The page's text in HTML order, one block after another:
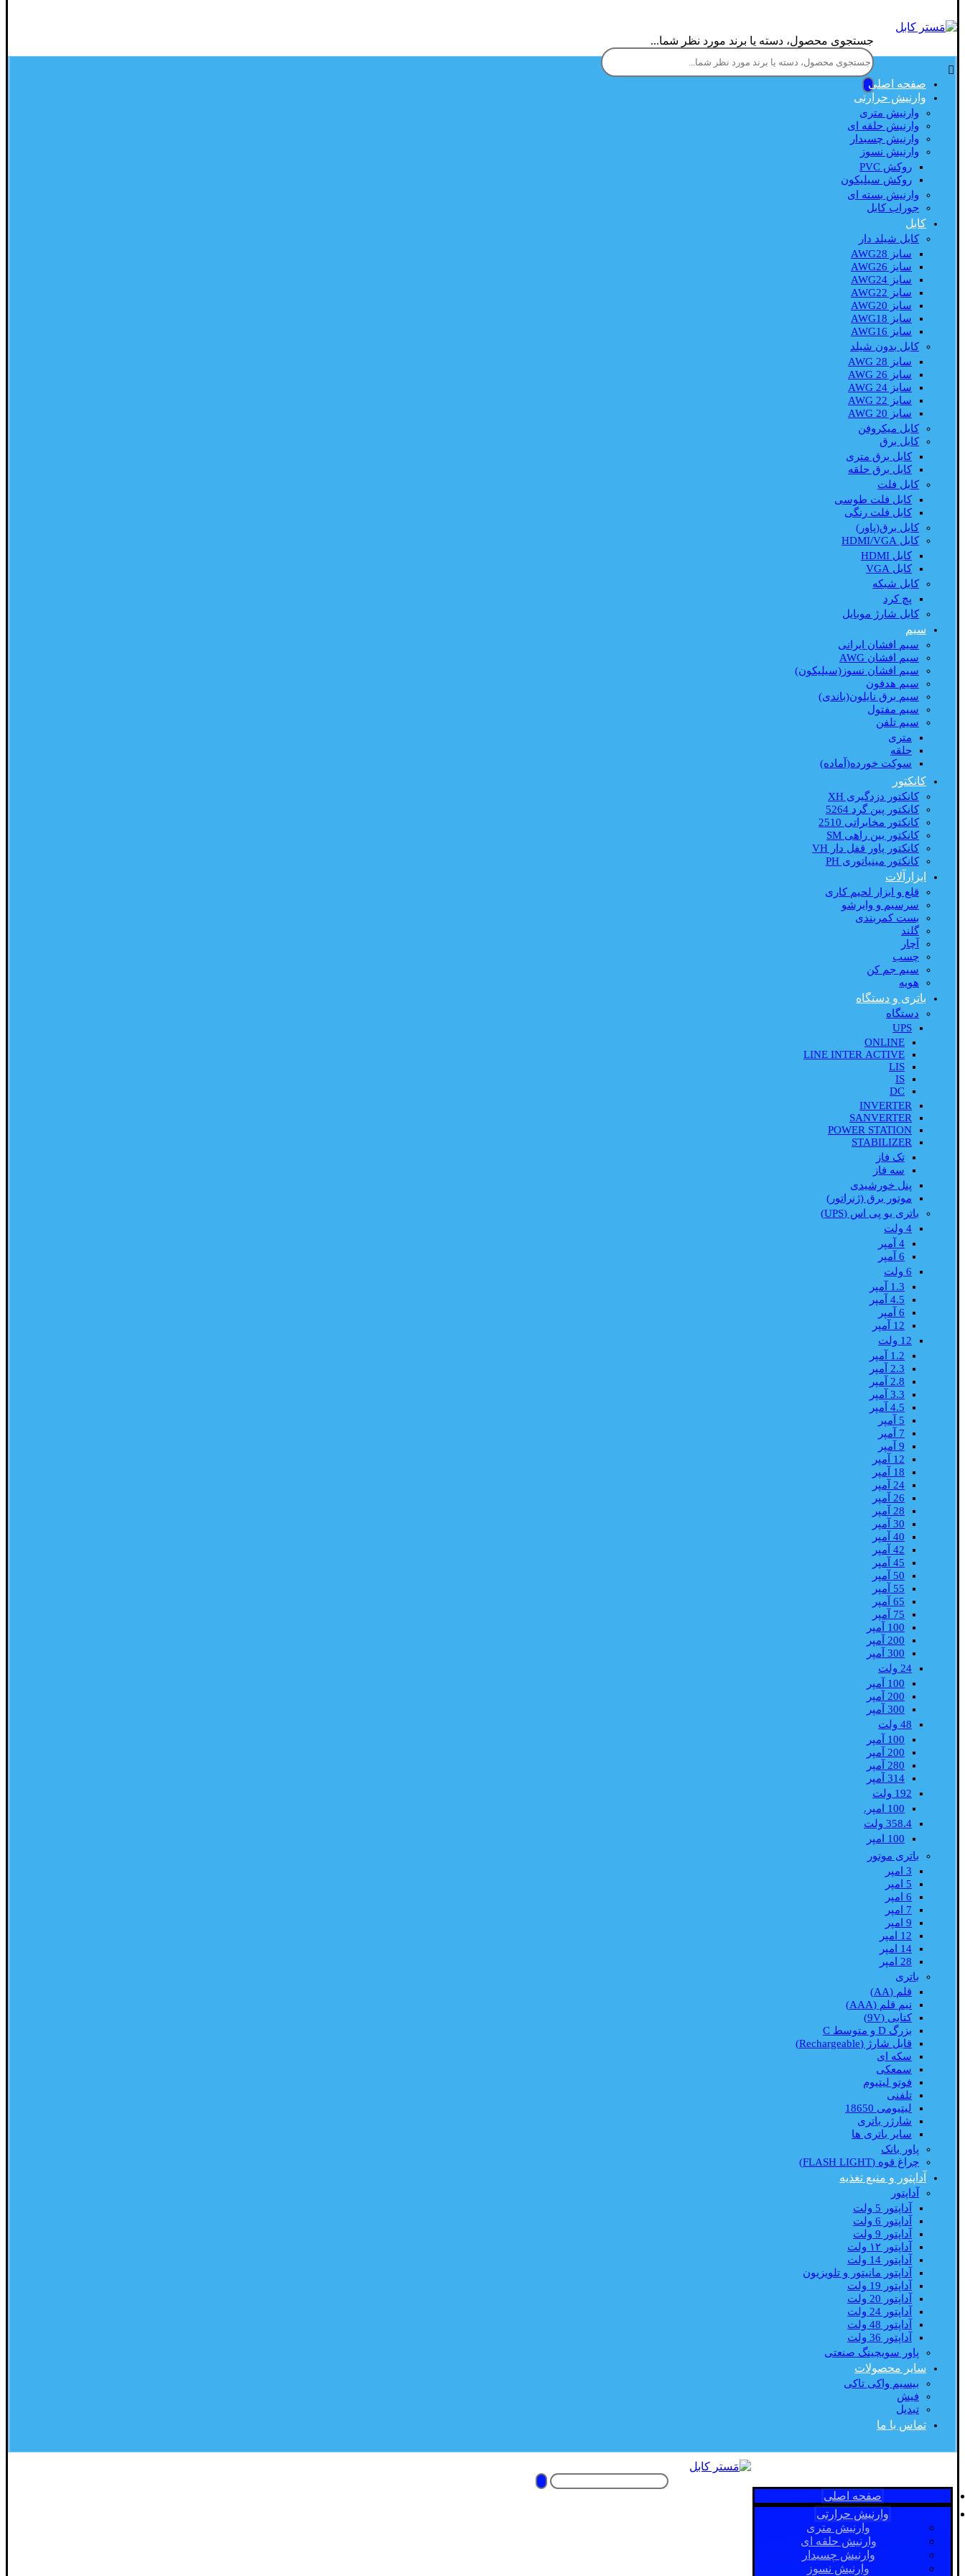
جستجوی محصول، دسته یا برند مورد نظر شما...
صفحه اصلی
وارنیش حرارتی
وارنیش متری
وارنیش حلقه ای
وارنیش چسبدار
وارنیش نسوز
روکش PVC
روکش سیلیکون
وارنیش بسته ای
جوراب کابل
کابل
کابل شیلد دار
سایز AWG28
سایز AWG26
سایز AWG24
سایز AWG22
سایز AWG20
سایز AWG18
سایز AWG16
کابل بدون شیلد
سایز AWG 28
سایز AWG 26
سایز AWG 24
سایز AWG 22
سایز AWG 20
کابل میکروفن
کابل برق
کابل برق متری
کابل برق حلقه
کابل فلت
کابل فلت طوسی
کابل فلت رنگی
کابل برق(پاور)
کابل HDMI/VGA
کابل HDMI
کابل VGA
کابل شبکه
پچ کرد
کابل شارژ موبایل
سیم
سیم افشان ایرانی
سیم افشان AWG
سیم افشان نسوز(سیلیکون)
سیم هدفون
سیم برق نایلون(باندی)
سیم مفتول
سیم تلفن
متری
حلقه
سوکت خورده(آماده)
کانکتور
کانکتور دزدگیری XH
کانکتور پین گرد 5264
کانکتور مخابراتی 2510
کانکتور بین راهی SM
کانکتور پاور قفل دار VH
کانکتور مینیاتوری PH
ابزارآلات
قلع و ابزار لحیم کاری
سرسیم و وایرشو
بست کمربندی
گلند
آچار
چسب
سیم جم کن
هویه
باتری و دستگاه
دستگاه
UPS
ONLINE
LINE INTER ACTIVE
LIS
IS
DC
INVERTER
SANVERTER
POWER STATION
STABILIZER
تک فاز
سه فاز
پنل خورشیدی
موتور برق (ژنراتور)
باتری یو پی اس (UPS)
4 ولت
4 آمپر
6 آمپر
6 ولت
1.3 آمپر
4.5 آمپر
6 آمپر
12 آمپر
12 ولت
1.2 آمپر
2.3 آمپر
2.8 آمپر
3.3 آمپر
4.5 آمپر
5 آمپر
7 آمپر
9 آمپر
12 آمپر
18 آمپر
24 آمپر
26 آمپر
28 آمپر
30 آمپر
40 آمپر
42 آمپر
45 آمپر
50 آمپر
55 آمپر
65 آمپر
75 آمپر
100 آمپر
200 آمپر
300 آمپر
24 ولت
100 آمپر
200 آمپر
300 آمپر
48 ولت
100 آمپر
200 آمپر
280 آمپر
314 آمپر
192 ولت
100 امپر.
358.4 ولت
100 امپر
باتری موتور
3 امپر
5 امپر
6 امپر
7 امپر
9 امپر
12 امپر
14 امپر
28 امپر
باتری
قلم (AA)
نیم قلم (AAA)
کتابی (9V)
بزرگ D و متوسط C
قابل شارژ (Rechargeable)
سکه ای
سمعکی
فوتو لیتیوم
تلفنی
لیتیومی 18650
شارژر باتری
سایر باتری ها
پاور بانک
چراغ قوه (FLASH LIGHT)
آداپتور و منبع تغذیه
آداپتور
آداپتور 5 ولت
آداپتور 6 ولت
آداپتور 9 ولت
آداپتور ۱۲ ولت
آداپتور 14 ولت
آداپتور مانیتور و تلویزیون
آداپتور 19 ولت
آداپتور 20 ولت
آداپتور 24 ولت
آداپتور 48 ولت
آداپتور 36 ولت
پاور سویچینگ صنعتی
سایر محصولات
بیسیم واکی تاکی
فیش
تبدیل
تماس با ما
صفحه اصلی
وارنیش حرارتی
وارنیش متری
وارنیش حلقه ای
وارنیش چسبدار
وارنیش نسوز